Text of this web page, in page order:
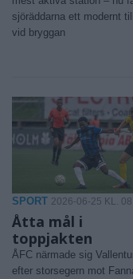
sjöräddarna ett modernt
vid bryggan
SPORT 2026-06-25 KL.
Åtta mål i
toppjakten
ÅFC närmade sig
efter storsegern mot